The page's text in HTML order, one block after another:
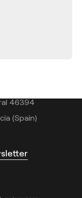
46394
(Spain)